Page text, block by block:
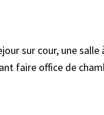
sur cour, une salle
faire office de